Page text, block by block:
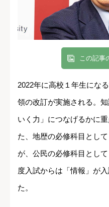
この記事
2022年に高校１年生にな
領の改訂が実施される。
いく力」につなげるかに
た、地歴の必修科目とし
が、公民の必修科目とし
度入試からは「情報」が
た。